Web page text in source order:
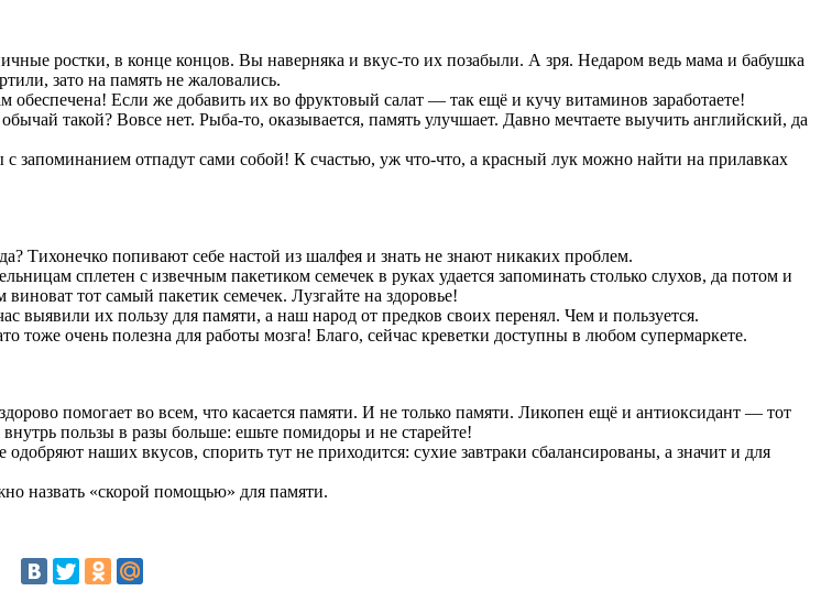
ростки, в конце концов. Вы наверняка и вкус-то их позабыли. А зря. Недаром ведь мама и бабушка
зато на память не жаловались.
Если же добавить их во фруктовый салат — так ещё и кучу витаминов заработаете!
такой? Вовсе нет. Рыба-то, оказывается, память улучшает. Давно мечтаете выучить английский, да
отпадут сами собой! К счастью, уж что-что, а красный лук можно найти на прилавках
Тихонечко попивают себе настой из шалфея и знать не знают никаких проблем.
сплетен с извечным пакетиком семечек в руках удается запоминать столько слухов, да потом и
тот самый пакетик семечек. Лузгайте на здоровье!
выявили их пользу для памяти, а наш народ от предков своих перенял. Чем и пользуется.
тоже очень полезна для работы мозга! Благо, сейчас креветки доступны в любом супермаркете.
помогает во всем, что касается памяти. И не только памяти. Ликопен ещё и антиоксидант — тот
пользы в разы больше: ешьте помидоры и не старейте!
наших вкусов, спорить тут не приходится: сухие завтраки сбалансированы, а значит и для
назвать «скорой помощью» для памяти.